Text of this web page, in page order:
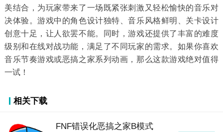
美结合，为玩家带来了一场既紧张刺激又轻松愉快的音乐对
决体验。游戏中的角色设计独特、音乐风格鲜明、关卡设计
创意十足，让人欲罢不能。同时，游戏还提供了丰富的难度
级别和在线对战功能，满足了不同玩家的需求。如果你喜欢
音乐节奏游戏或恶搞之家系列动画，那么这款游戏绝对值得
一试！
相关下载
FNF错误化恶搞之家B模式